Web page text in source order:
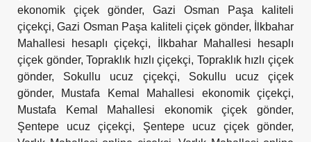
ekonomik çiçek gönder, Gazi Osman Paşa kaliteli
çiçekçi,Gazi Osman Paşa kaliteli çiçek gönder,
İlkbahar
Mahallesi hesaplı çiçekçi,
İlkbahar Mahallesi hesaplı
çiçek gönder,Topraklık hızlı çiçekçi, Topraklık hızlı çiçek
gönder, Sokullu ucuz çiçekçi, Sokullu ucuz çiçek
gönder, Mustafa Kemal Mahallesi ekonomik çiçekçi,
Mustafa Kemal Mahallesi ekonomik çiçek gönder,
Şentepe ucuz çiçekçi, Şentepe ucuz çiçek gönder,